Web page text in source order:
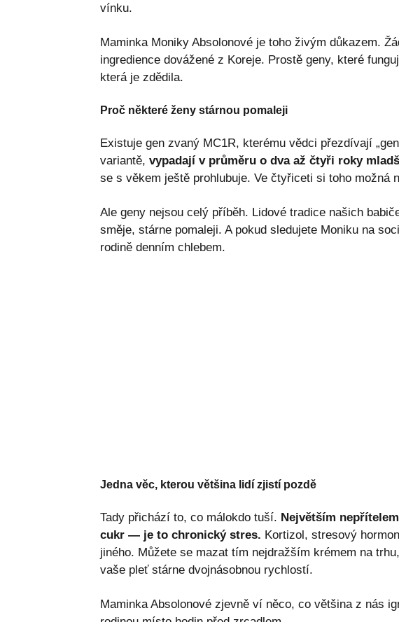
vínku.
Maminka Moniky Absolonové je toho živým důkazem.
ingredience dovážené z Koreje. Prostě geny, které
která je zdědila.
Proč některé ženy stárnou pomaleji
Existuje gen zvaný MC1R, kterému vědci přezdívají
variantě, vypadají v průměru o dva až čtyři roky
se s věkem ještě prohlubuje. Ve čtyřiceti si toho možná
Ale geny nejsou celý příběh. Lidové tradice našich
směje, stárne pomaleji. A pokud sledujete Moniku na
rodině denním chlebem.
Jedna věc, kterou většina lidí zjistí pozdě
Tady přichází to, co málokdo tuší. Největším
cukr — je to chronický stres. Kortizol, stresový
jiného. Můžete se mazat tím nejdražším krémem na
vaše pleť stárne dvojnásobnou rychlostí.
Maminka Absolonové zjevně ví něco, co většina z nás